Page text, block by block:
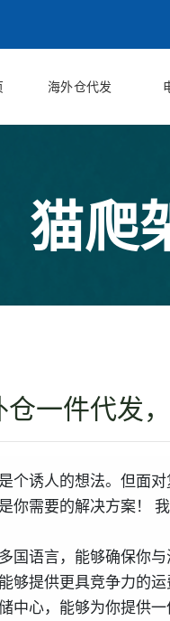
海外仓代发
猫爬
一件代发
诱人的想法。但面
你需要的解决方案！
语言，能够确保你
提供更具竞争力的
心，能够为你提供